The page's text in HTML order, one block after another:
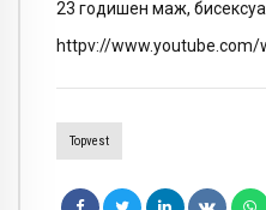
23 годишен маж,
httpv://www.youtube.com/
Topvest